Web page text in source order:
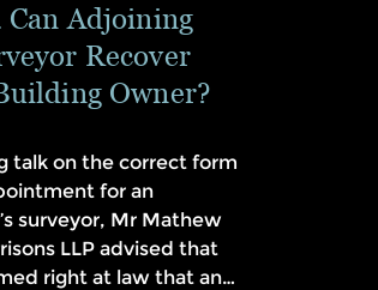
Can Adjoining
Recover
Owner?
talk on the correct form
for an
surveyor, Mr Mathew
LLP advised that
right at law that an…